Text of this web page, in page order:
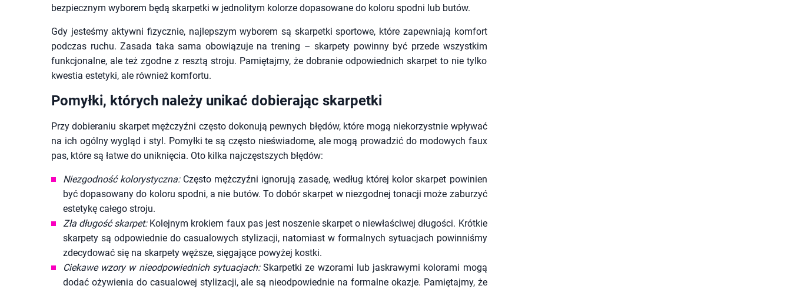
bezpiecznym wyborem będą skarpetki w jednolitym kolorze dopasowane do koloru spodni lub butów.
Gdy jesteśmy aktywni fizycznie, najlepszym wyborem są skarpetki sportowe, które zapewniają komfort
podczas ruchu. Zasada taka sama obowiązuje na trening – skarpety powinny być przede wszystkim
funkcjonalne, ale też zgodne z resztą stroju. Pamiętajmy, że dobranie odpowiednich skarpet to nie tylko
kwestia estetyki, ale również komfortu.
Pomyłki, których należy unikać dobierając skarpetki
Przy dobieraniu skarpet mężczyźni często dokonują pewnych błędów, które mogą niekorzystnie wpływać
na ich ogólny wygląd i styl. Pomyłki te są często nieświadome, ale mogą prowadzić do modowych faux
pas, które są łatwe do uniknięcia. Oto kilka najczęstszych błędów:
Niezgodność kolorystyczna:Często mężczyźni ignorują zasadę, według której kolor skarpet powinien
być dopasowany do koloru spodni, a nie butów. To dobór skarpet w niezgodnej tonacji może zaburzyć
estetykę całego stroju.
Zła długość skarpet:Kolejnym krokiem faux pas jest noszenie skarpet o niewłaściwej długości. Krótkie
skarpety są odpowiednie do casualowych stylizacji, natomiast w formalnych sytuacjach powinniśmy
zdecydować się na skarpety węższe, sięgające powyżej kostki.
Ciekawe wzory w nieodpowiednich sytuacjach:Skarpetki ze wzorami lub jaskrawymi kolorami mogą
dodać ożywienia do casualowej stylizacji, ale są nieodpowiednie na formalne okazje. Pamiętajmy, że